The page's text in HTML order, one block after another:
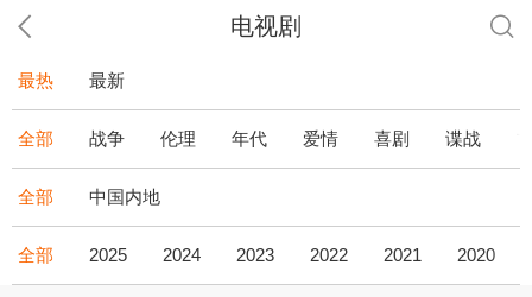
电视剧
最热 最新
全部 战争 伦理 年代 爱情 喜剧 谍战
全部 中国内地
全部 2025 2024 2023 2022 2021 2020